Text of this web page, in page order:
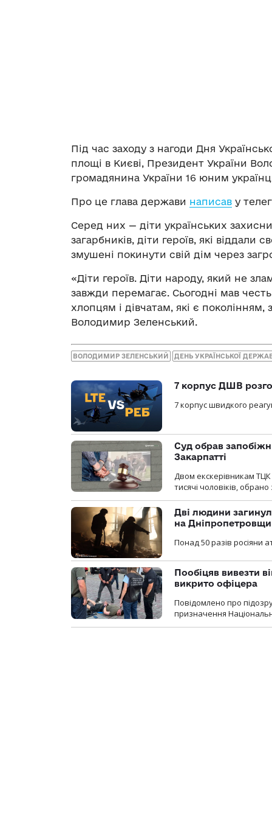
Під час заходу з нагоди Дня
площі в Києві, Президент України
громадянина України 16 юним
Про це глава держави написав у
Серед них — діти українських
загарбників, діти героїв, які
змушені покинути свій дім через
«Діти героїв. Діти народу, який не
завжди перемагає. Сьогодні мав
хлопцям і дівчатам, які є
Володимир Зеленський.
ВОЛОДИМИР ЗЕЛЕНСЬКИЙ ДЕНЬ УКРАЇНСЬКОЇ
7 корпус ДШВ
7 корпус швидкого
Суд обрав
Закарпатті
Двом екскерівникам
тисячі чоловіків,
Дві людини
на
Понад 50 разів росіяни
Пообіцяв вивезти
викрито офіцера
Повідомлено про
призначення